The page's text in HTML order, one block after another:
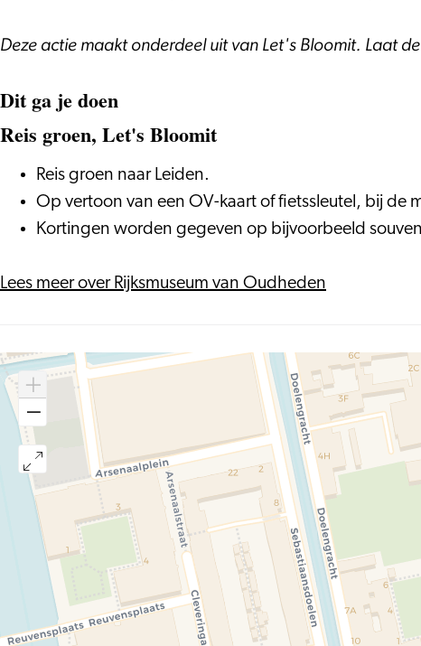
Deze actie maakt onderdeel uit van Let's Bloomit. Laat
Dit ga je doen
Reis groen, Let's Bloomit
Reis groen naar Leiden.
Op vertoon van een OV-kaart of fietssleutel, bij de
Kortingen worden gegeven op bijvoorbeeld
Lees meer over Rijksmuseum van Oudheden